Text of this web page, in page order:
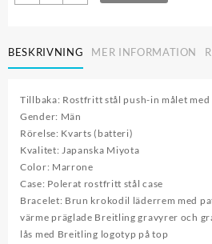
Chronomat
Klockor
mängd
BESKRIVNING MER INFORMATION
Tillbaka: Rostfritt stål push-in målet
Gender: Män
Rörelse: Kvarts (batteri)
Kvalitet: Japanska Miyota
Color: Marrone
Case: Polerat rostfritt stål case
Bracelet: Brun krokodil läderrem med
värme präglade Breitling gravyrer och
lås med Breitling logotyp på top